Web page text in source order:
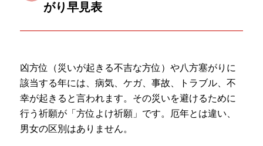
がり早見表
凶方位（災いが起きる不吉な方位）や八方塞がりに
該当する年には、病気、ケガ、事故、トラブル、不
幸が起きると言われます。その災いを避けるために
行う祈願が「方位よけ祈願」です。厄年とは違い、
男女の区別はありません。